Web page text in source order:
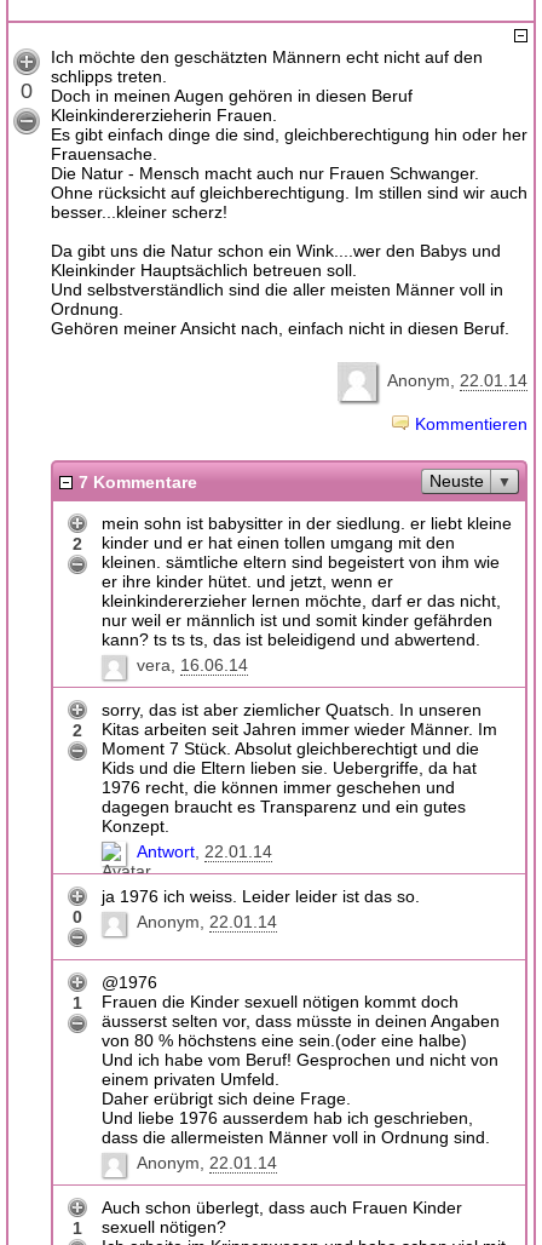
0
Ich möchte den geschätzten Männern echt nicht auf den
schlipps treten.
Doch in meinen Augen gehören in diesen Beruf
Kleinkindererzieherin Frauen.
Es gibt einfach dinge die sind, gleichberechtigung hin oder her
Frauensache.
Die Natur - Mensch macht auch nur Frauen Schwanger.
Ohne rücksicht auf gleichberechtigung. Im stillen sind wir auch
besser...kleiner scherz!
Da gibt uns die Natur schon ein Wink....wer den Babys und
Kleinkinder Hauptsächlich betreuen soll.
Und selbstverständlich sind die aller meisten Männer voll in
Ordnung.
Gehören meiner Ansicht nach, einfach nicht in diesen Beruf.
Anonym 22.01.14
Kommentieren
7 Kommentare Neuste
2
mein sohn ist babysitter in der siedlung. er liebt kleine
kinder und er hat einen tollen umgang mit den
kleinen. sämtliche eltern sind begeistert von ihm wie
er ihre kinder hütet. und jetzt, wenn er
kleinkindererzieher lernen möchte, darf er das nicht,
nur weil er männlich ist und somit kinder gefährden
kann? ts ts ts, das ist beleidigend und abwertend.
vera 16.06.14
2
sorry, das ist aber ziemlicher Quatsch. In unseren
Kitas arbeiten seit Jahren immer wieder Männer. Im
Moment 7 Stück. Absolut gleichberechtigt und die
Kids und die Eltern lieben sie. Uebergriffe, da hat
1976 recht, die können immer geschehen und
dagegen braucht es Transparenz und ein gutes
Konzept.
Antwort 22.01.14
0
ja 1976 ich weiss. Leider leider ist das so.
Anonym 22.01.14
1
@1976
Frauen die Kinder sexuell nötigen kommt doch
äusserst selten vor, dass müsste in deinen Angaben
von 80 % höchstens eine sein.(oder eine halbe)
Und ich habe vom Beruf! Gesprochen und nicht von
einem privaten Umfeld.
Daher erübrigt sich deine Frage.
Und liebe 1976 ausserdem hab ich geschrieben,
dass die allermeisten Männer voll in Ordnung sind.
Anonym 22.01.14
1
Auch schon überlegt, dass auch Frauen Kinder
sexuell nötigen?